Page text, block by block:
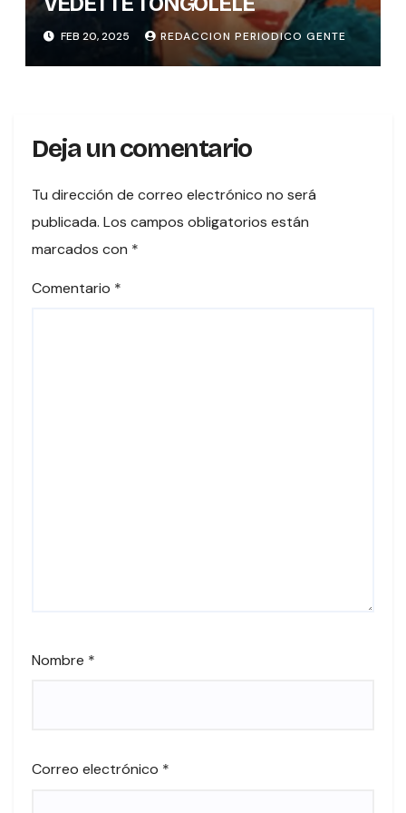
FEB 20, 2025 REDACCION PERIODICO GENTE
Deja un comentario
Tu dirección de correo electrónico no será
publicada. Los campos obligatorios están
marcados con *
Comentario *
Nombre *
Correo electrónico *